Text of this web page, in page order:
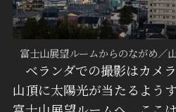
富士山展望ルームからのながめ／
ベランダでの撮影はカメラ
山頂に太陽光が当たるよう